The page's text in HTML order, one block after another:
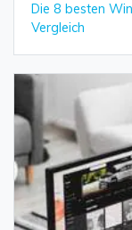
Die 8 besten
Vergleich